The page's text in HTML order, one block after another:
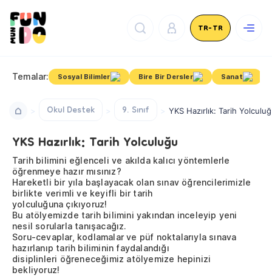
TR-TR
Temalar: Sosyal Bilimler Bire Bir Dersler Sanat
Okul Destek 9. Sınıf YKS Hazırlık: Tarih
YKS Hazırlık: Tarih Yolculuğu
Tarih bilimini eğlenceli ve akılda kalıcı yöntemlerle
öğrenmeye hazır mısınız?
Hareketli bir yıla başlayacak olan sınav öğrencilerimizle
birlikte verimli ve keyifli bir tarih
yolculuğuna çıkıyoruz!
Bu atölyemizde tarih bilimini yakından inceleyip yeni
nesil sorularla tanışacağız.
Soru-cevaplar, kodlamalar ve püf noktalarıyla sınava
hazırlanıp tarih biliminin faydalandığı
disiplinleri öğreneceğimiz atölyemize hepinizi
bekliyoruz!